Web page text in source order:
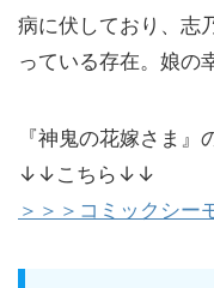
病に伏しており、志
っている存在。娘の
『神鬼の花嫁さま
↓↓こちら↓↓
＞＞＞コミックシー